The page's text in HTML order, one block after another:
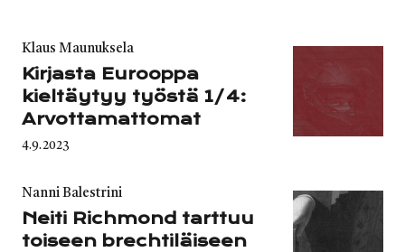
Category
Klaus Maunuksela
Kirjasta Eurooppa
kieltäytyy työstä 1/4:
Arvottamattomat
Published
4.9.2023
Category
Nanni Balestrini
Neiti Richmond tarttuu
toiseen brechtiläiseen